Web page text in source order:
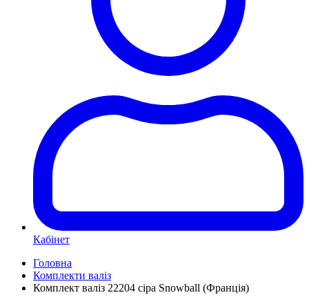
Кабінет
Головна
Комплекти валіз
Комплект валіз 22204 сіра Snowball (Франція)